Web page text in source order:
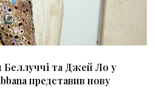
та Джей Ло у
представив нову